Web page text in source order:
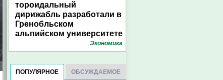
тороидальный
дирижабль разработали в
Гренобльском
альпийском университете
Экономика
ПОПУЛЯРНОЕ ОБСУЖДАЕМОЕ